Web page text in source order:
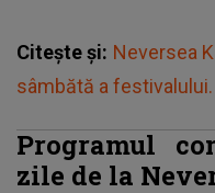
Citește și: Neversea
sâmbătă a
Programul
zile de la